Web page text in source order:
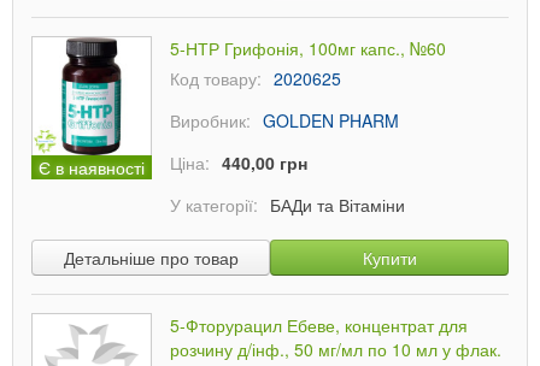
Є в наявності
5-НТР Грифонія, 100мг капс., №60
Код товару: 2020625
Виробник: GOLDEN PHARM
Ціна: 440,00 грн
У категорії: БАДи та Вітаміни
Детальніше про товар Купити
5-Фторурацил Ебеве, концентрат для
розчину д/інф., 50 мг/мл по 10 мл у флак.